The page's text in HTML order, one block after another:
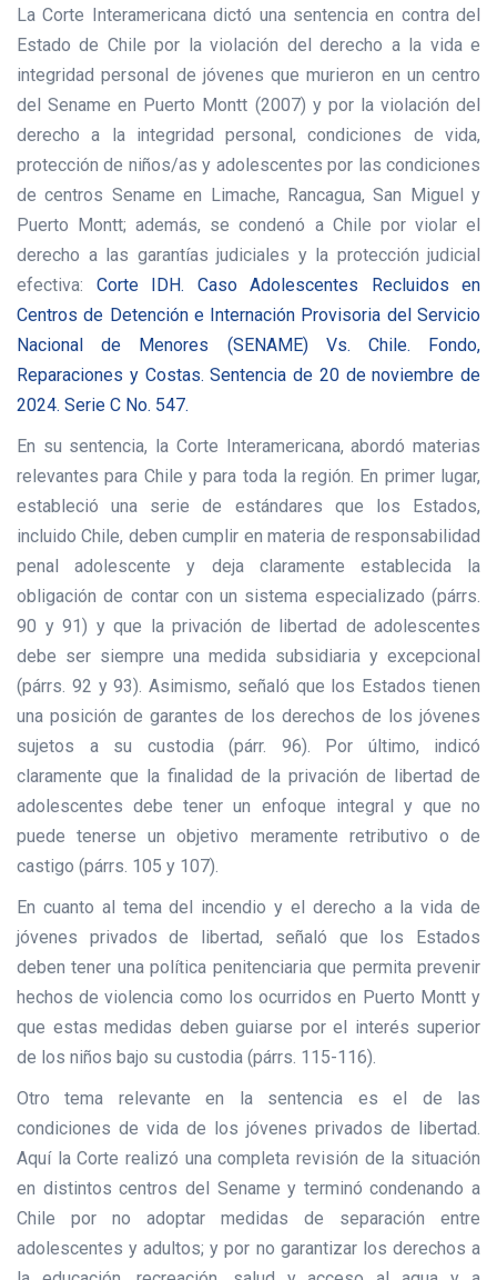
La Corte Interamericana dictó una sentencia en contra del
Estado de Chile por la violación del derecho a la vida e
integridad personal de jóvenes que murieron en un centro
del Sename en Puerto Montt (2007) y por la violación del
derecho a la integridad personal, condiciones de vida,
protección de niños/as y adolescentes por las condiciones
de centros Sename en Limache, Rancagua, San Miguel y
Puerto Montt; además, se condenó a Chile por violar el
derecho a las garantías judiciales y la protección judicial
efectiva: Corte IDH. Caso Adolescentes Recluidos en
Centros de Detención e Internación Provisoria del Servicio
Nacional de Menores (SENAME) Vs. Chile. Fondo,
Reparaciones y Costas. Sentencia de 20 de noviembre de
2024. Serie C No. 547.
En su sentencia, la Corte Interamericana, abordó materias
relevantes para Chile y para toda la región. En primer lugar,
estableció una serie de estándares que los Estados,
incluido Chile, deben cumplir en materia de responsabilidad
penal adolescente y deja claramente establecida la
obligación de contar con un sistema especializado (párrs.
90 y 91) y que la privación de libertad de adolescentes
debe ser siempre una medida subsidiaria y excepcional
(párrs. 92 y 93). Asimismo, señaló que los Estados tienen
una posición de garantes de los derechos de los jóvenes
sujetos a su custodia (párr. 96). Por último, indicó
claramente que la finalidad de la privación de libertad de
adolescentes debe tener un enfoque integral y que no
puede tenerse un objetivo meramente retributivo o de
castigo (párrs. 105 y 107).
En cuanto al tema del incendio y el derecho a la vida de
jóvenes privados de libertad, señaló que los Estados
deben tener una política penitenciaria que permita prevenir
hechos de violencia como los ocurridos en Puerto Montt y
que estas medidas deben guiarse por el interés superior
de los niños bajo su custodia (párrs. 115-116).
Otro tema relevante en la sentencia es el de las
condiciones de vida de los jóvenes privados de libertad.
Aquí la Corte realizó una completa revisión de la situación
en distintos centros del Sename y terminó condenando a
Chile por no adoptar medidas de separación entre
adolescentes y adultos; y por no garantizar los derechos a